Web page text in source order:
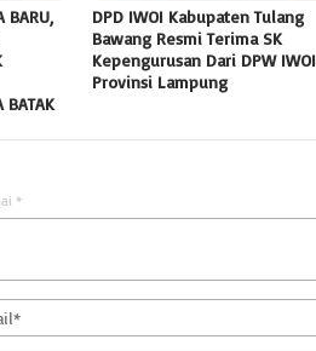
BARU,
BATAK
DPD IWOI Kabupaten Tulang
Bawang Resmi Terima SK
Kepengurusan Dari DPW IWOI
Provinsi Lampung ‎
*